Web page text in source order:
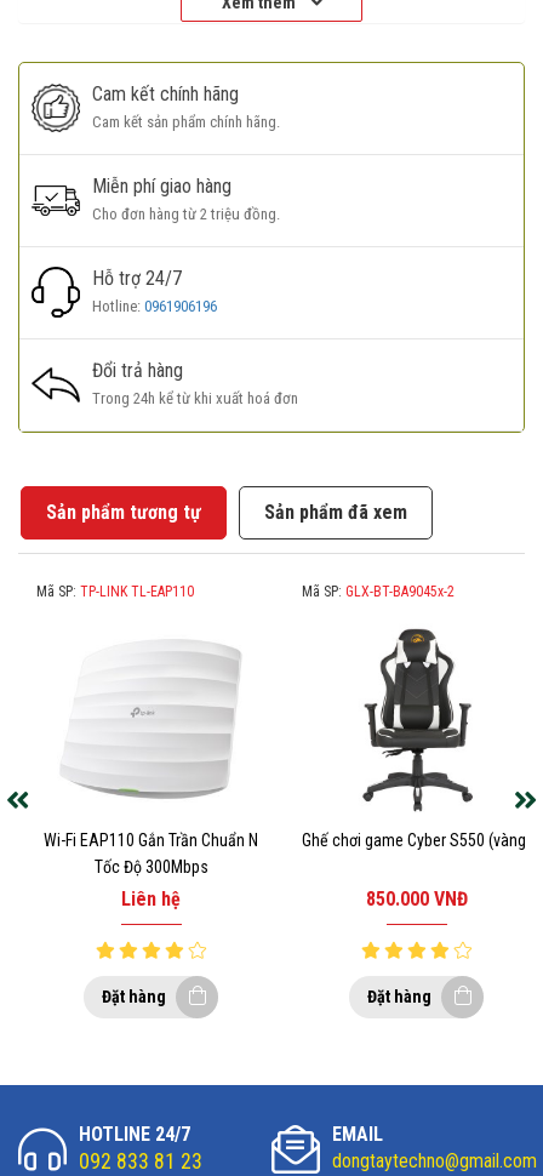
kết nối không dây trong hệ thống mạng của bạn. Tốc độ Wi-Fi lên
tới 300Mbps
TL-WR845N là một giải pháp thiết thực cho các ứng dụng gia đình
như tải dữ liệu, trò chuyện video hay các ứng dụng trực tuyến
Cam kết chính hãng
Cam kết sản phẩm chính hãng.
Miễn phí giao hàng
Cho đơn hàng từ 2 triệu đồng.
Hỗ trợ 24/7
Hotline: 0961906196
Đổi trả hàng
Trong 24h kể từ khi xuất hoá đơn
Sản phẩm tương tự Sản phẩm đã xem
Mã SP:TP-LINK TL-EAP110
Wi-Fi EAP110 Gắn Trần Chuẩn N
Tốc Độ 300Mbps
Liên hệ
Đặt hàng
Mã SP:GLX-BT-BA9045x-2
Ghế chơi game Cyber S550 (vàng)
850.000VNĐ
Đặt hàng
HOTLINE 24/7
092 833 81 23
EMAIL
dongtaytechno@gmail.com